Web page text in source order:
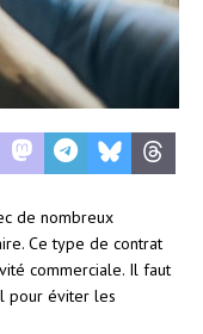
de nombreux
Ce type de contrat
commerciale. Il faut
pour éviter les